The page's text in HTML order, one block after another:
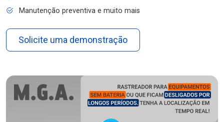
Manutenção preventiva e muito mais
Solicite uma demonstração